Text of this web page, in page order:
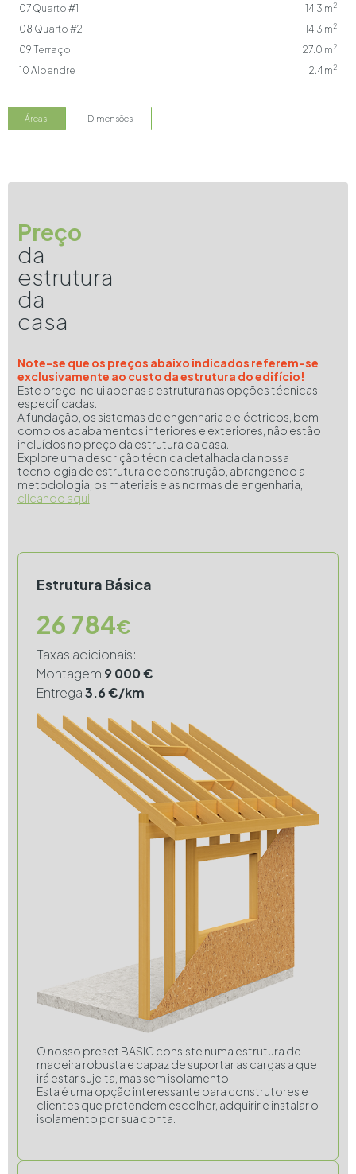
Áreas Dimensões
07 Quarto #1 14.3 m2
08 Quarto #2 14.3 m2
09 Terraço 27.0 m2
10 Alpendre 2.4 m2
Preço
da
estrutura
da
casa
Note-se que os preços abaixo indicados referem-se
exclusivamente ao custo da estrutura do edifício!
Este preço inclui apenas a estrutura nas opções técnicas
especificadas.
A fundação, os sistemas de engenharia e eléctricos, bem
como os acabamentos interiores e exteriores, não estão
incluídos no preço da estrutura da casa.
Explore uma descrição técnica detalhada da nossa
tecnologia de estrutura de construção, abrangendo a
metodologia, os materiais e as normas de engenharia,
clicando aqui
Estrutura Básica
26 784€
Taxas adicionais:
Montagem 9 000 €
Entrega3.6 €/km
O nosso preset BASIC consiste numa estrutura de
madeira robusta e capaz de suportar as cargas a que
irá estar sujeita, mas sem isolamento.
Esta é uma opção interessante para construtores e
clientes que pretendem escolher, adquirir e instalar o
isolamento por sua conta.